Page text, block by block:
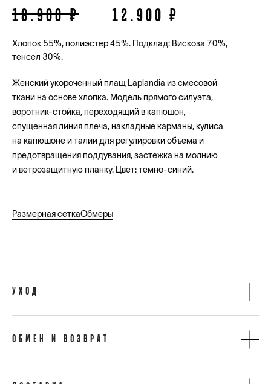
18.900 ₽ 12.900 ₽
Хлопок 55%, полиэстер 45%. Подклад: Вискоза 70%,
тенсел 30%.
Женский укороченный плащ Laplandia из смесовой
ткани на основе хлопка. Модель прямого силуэта,
воротник-стойка, переходящий в капюшон,
спущенная линия плеча, накладные карманы, кулиса
на капюшоне и талии для регулировки объема и
предотвращения поддувания, застежка на молнию
и ветрозащитную планку. Цвет: темно-синий.
Размерная сеткаОбмеры
УХОД
ОБМЕН И ВОЗВРАТ